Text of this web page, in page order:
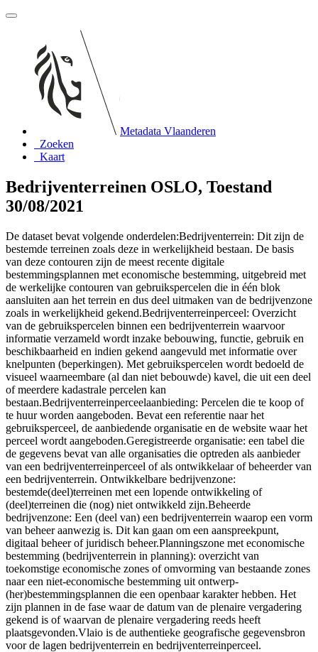
Metadata Vlaanderen
Zoeken
Kaart
Bedrijventerreinen OSLO, Toestand
30/08/2021
De dataset bevat volgende onderdelen:Bedrijventerrein: Dit zijn de
bestemde terreinen zoals deze in werkelijkheid bestaan. De basis
van deze contouren zijn de meest recente digitale
bestemmingsplannen met economische bestemming, uitgebreid met
de werkelijke contouren van gebruikspercelen die in één blok
aansluiten aan het terrein en dus deel uitmaken van de bedrijvenzone
zoals in werkelijkheid gekend.Bedrijventerreinperceel: Overzicht
van de gebruikspercelen binnen een bedrijventerrein waarvoor
informatie verzameld wordt inzake bebouwing, functie, gebruik en
beschikbaarheid en indien gekend aangevuld met informatie over
knelpunten (beperkingen). Met gebruikspercelen wordt bedoeld de
visueel waarneembare (al dan niet bebouwde) kavel, die uit een deel
of meerdere kadastrale percelen kan
bestaan.Bedrijventerreinperceelaanbieding: Percelen die te koop of
te huur worden aangeboden. Bevat een referentie naar het
gebruiksperceel, de aanbiedende organisatie en de website waar het
perceel wordt aangeboden.Geregistreerde organisatie: een tabel die
de gegevens bevat van alle organisaties die optreden als aanbieder
van een bedrijventerreinperceel of als ontwikkelaar of beheerder van
een bedrijventerrein. Ontwikkelbare bedrijvenzone:
bestemde(deel)terreinen met een lopende ontwikkeling of
(deel)terreinen die (nog) niet ontwikkeld zijn.Beheerde
bedrijvenzone: Een (deel van) een bedrijventerrein waarop een vorm
van beheer aanwezig is. Dit kan gaan om een aanspreekpunt,
digitaal beheer of juridisch beheer.Planningszone met economische
bestemming (bedrijventerrein in planning): overzicht van
toekomstige economische zones of omvorming van bestaande zones
naar een niet-economische bestemming uit ontwerp-
(her)bestemmingsplannen die een openbaar karakter hebben. Het
zijn plannen in de fase waar de datum van de plenaire vergadering
gekend is of waarvan de plenaire vergadering reeds heeft
plaatsgevonden.Vlaio is de authentieke geografische gegevensbron
voor de lagen bedrijventerrein en bedrijventerreinperceel.